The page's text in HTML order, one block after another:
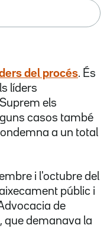
del procés. És
líders
els
casos també
a un total
i l'octubre del
públic i
de
que demanava la